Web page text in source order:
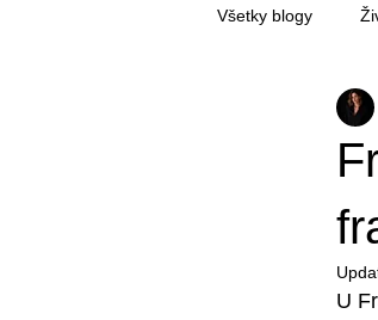
Všetky blogy
Tvorba
U